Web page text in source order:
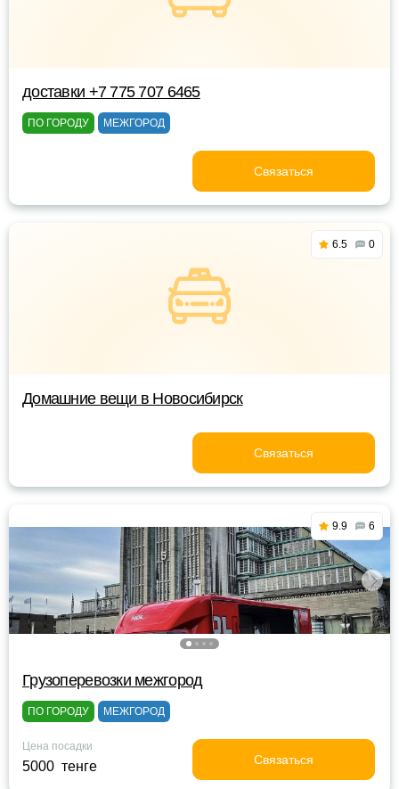
доставки +7 775 707 6465
ПО ГОРОДУ МЕЖГОРОД
Связаться
6.5 0
Домашние вещи в Новосибирск
Связаться
9.9 6
Грузоперевозки межгород
ПО ГОРОДУ МЕЖГОРОД
Цена посадки
5000 тенге Связаться